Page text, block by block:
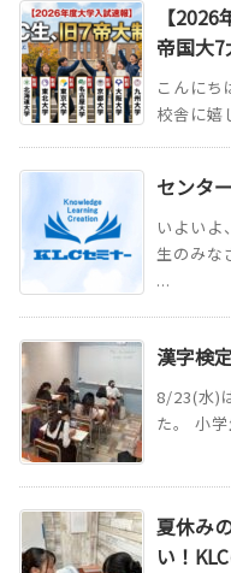
【
帝国大7
こんにち
校舎に嬉
センタ
いよいよ
生のみな
...
漢字検
8/23(水)
た。 小
夏休み
い！